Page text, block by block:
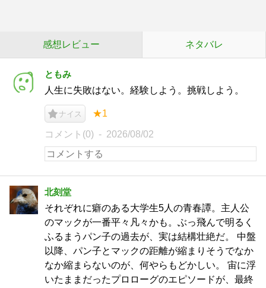
感想レビュー ネタバレ
ともみ
人生に失敗はない。経験しよう。挑戦しよう。
ナイス ★1
コメント(0) 2026/08/02
北刻堂
それぞれに癖のある大学生5人の青春譚。主人公
のマックが一番平々凡々かも。ぶっ飛んで明るく
ふるまうパン子の過去が、実は結構壮絶だ。 中盤
以降、パン子とマックの距離が縮まりそうでなか
なか縮まらないのが、何やらもどかしい。 宙に浮
いたままだったプロローグのエピソードが、最終